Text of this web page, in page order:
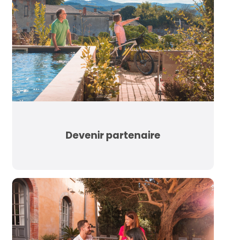
Devenir partenaire